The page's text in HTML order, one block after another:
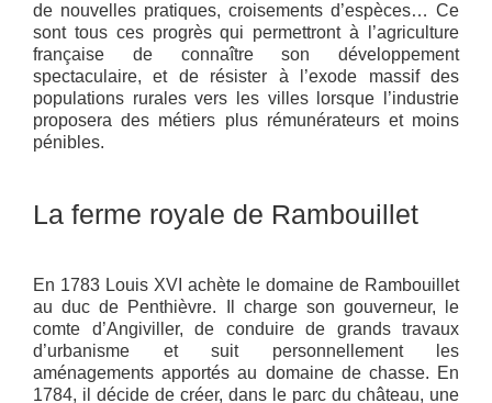
de nouvelles pratiques, croisements d’espèces… Ce
sont tous ces progrès qui permettront à l’agriculture
française de connaître son développement
spectaculaire, et de résister à l’exode massif des
populations rurales vers les villes lorsque l’industrie
proposera des métiers plus rémunérateurs et moins
pénibles.
La ferme royale de Rambouillet
En 1783 Louis XVI achète le domaine de Rambouillet
au duc de Penthièvre. Il charge son gouverneur, le
comte d’Angiviller, de conduire de grands travaux
d’urbanisme et suit personnellement les
aménagements apportés au domaine de chasse. En
1784, il décide de créer, dans le parc du château, une